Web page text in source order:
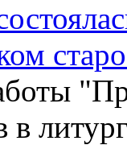
в